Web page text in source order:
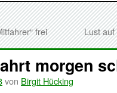
frei Lust
morgen
von Birgit Hücking